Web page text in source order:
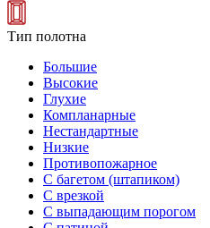
Тип полотна
Большие
Высокие
Глухие
Компланарные
Нестандартные
Низкие
Противопожарное
С багетом (штапиком)
С врезкой
С выпадающим порогом